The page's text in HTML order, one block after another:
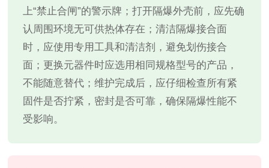
上“禁止合闸”的警示牌；打开隔爆外壳前，应先确
认周围环境无可供热体存在；清洁隔爆接合面
时，应使用专用工具和清洁剂，避免划伤接合
面；更换元器件时应选用相同规格型号的产品，
不能随意替代；维护完成后，应仔细检查所有紧
固件是否拧紧，密封是否可靠，确保隔爆性能不
受影响。